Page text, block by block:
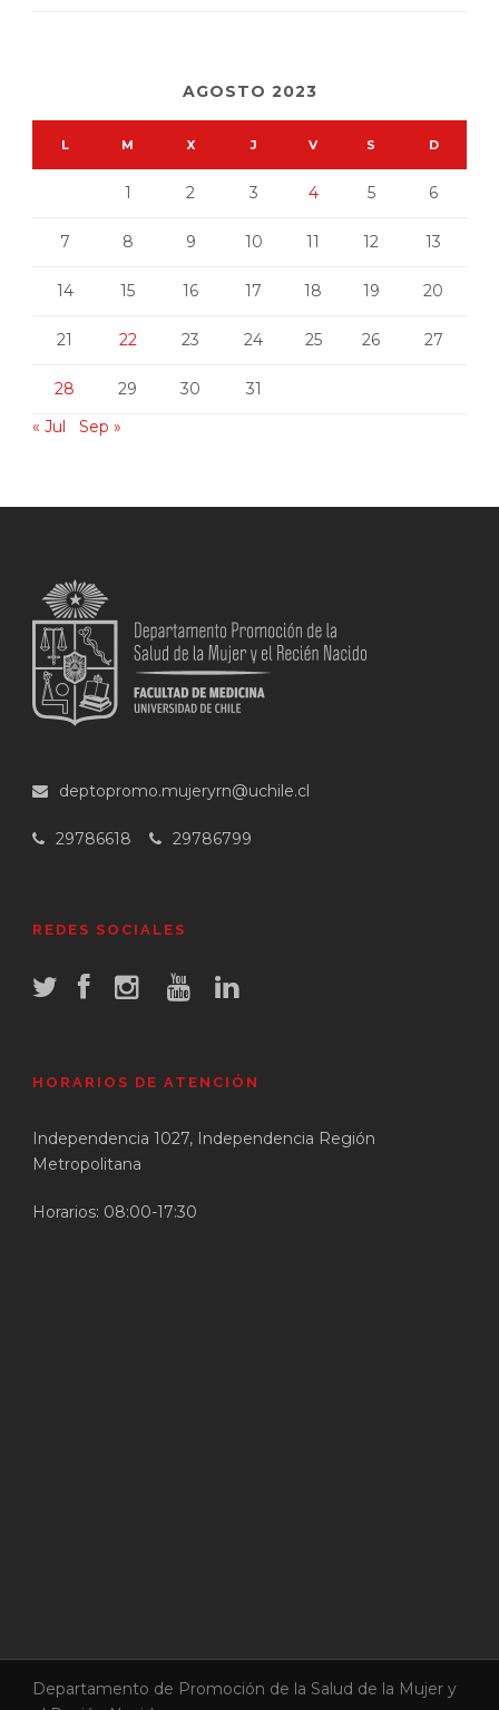
AGOSTO 2023
L M X J V S D
1 2 3 4 5 6
7 8 9 10 11 12 13
14 15 16 17 18 19 20
21 22 23 24 25 26 27
28 29 30
31
« Jul
Sep »
deptopromo.mujeryrn@uchile.cl
29786618 29786799
REDES SOCIALES
HORARIOS DE ATENCIÓN
Independencia 1027, Independencia Región
Metropolitana
Horarios: 08:00-17:30
Departamento de Promoción de la Salud de la Mujer y